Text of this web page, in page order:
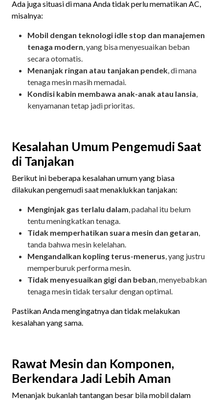
Ada juga situasi di mana Anda tidak perlu mematikan AC,
misalnya:
Mobil dengan teknologi idle stop dan manajemen
tenaga modern , yang bisa menyesuaikan beban
secara otomatis.
Menanjak ringan atau tanjakan pendek , di mana
tenaga mesin masih memadai.
Kondisi kabin membawa anak-anak atau lansia
kenyamanan tetap jadi prioritas.
Kesalahan Umum Pengemudi Saat
di Tanjakan
Berikut ini beberapa kesalahan umum yang biasa
dilakukan pengemudi saat menaklukkan tanjakan:
Menginjak gas terlalu dalam , padahal itu belum
tentu meningkatkan tenaga.
Tidak memperhatikan suara mesin dan getaran
tanda bahwa mesin kelelahan.
Mengandalkan kopling terus-menerus , yang justru
memperburuk performa mesin.
Tidak menyesuaikan gigi dan beban , menyebabkan
tenaga mesin tidak tersalur dengan optimal.
Pastikan Anda mengingatnya dan tidak melakukan
kesalahan yang sama.
Rawat Mesin dan Komponen,
Berkendara Jadi Lebih Aman
Menanjak bukanlah tantangan besar bila mobil dalam